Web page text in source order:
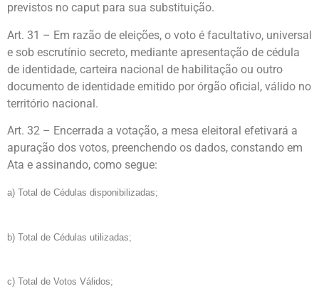
previstos no caput para sua substituição.
Art. 31 – Em razão de eleições, o voto é facultativo, universal
e sob escrutínio secreto, mediante apresentação de cédula
de identidade, carteira nacional de habilitação ou outro
documento de identidade emitido por órgão oficial, válido no
território nacional.
Art. 32 – Encerrada a votação, a mesa eleitoral efetivará a
apuração dos votos, preenchendo os dados, constando em
Ata e assinando, como segue:
a) Total de Cédulas disponibilizadas;
b) Total de Cédulas utilizadas;
c) Total de Votos Válidos;